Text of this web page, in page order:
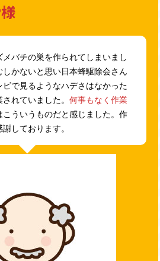
バチの巣を作られてしまいまし
かないと思い日本蜂駆除会さん
で見るようなハデさはなかった
れていました。 何事もなく作業
こういうものだと感じました。作
しております。